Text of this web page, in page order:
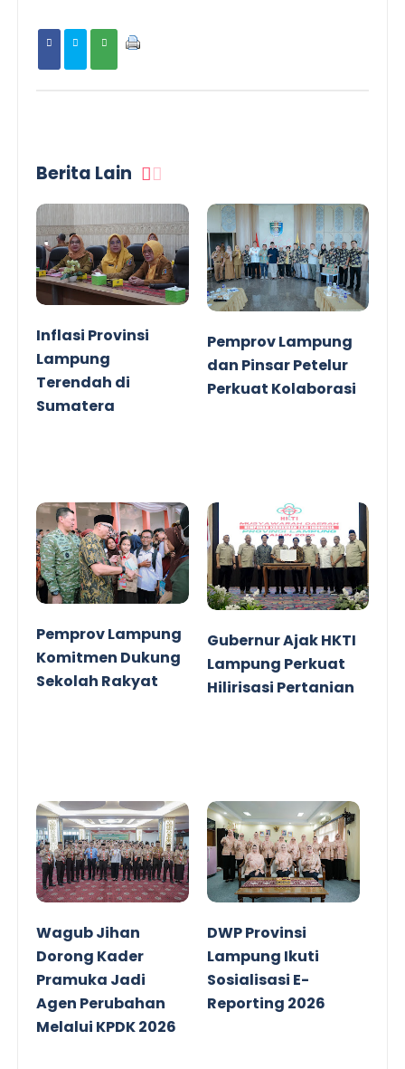
Berita Lain
Inflasi Provinsi
Lampung
Terendah di
Sumatera
Pemprov Lampung
dan Pinsar Petelur
Perkuat Kolaborasi
Pemprov Lampung
Komitmen Dukung
Sekolah Rakyat
Gubernur Ajak HKTI
Lampung Perkuat
Hilirisasi Pertanian
Wagub Jihan
Dorong Kader
Pramuka Jadi
Agen Perubahan
Melalui KPDK 2026
DWP Provinsi
Lampung Ikuti
Sosialisasi E-
Reporting 2026